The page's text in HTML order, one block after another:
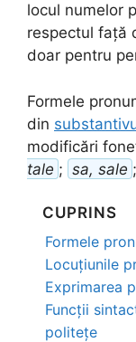
locul numelor
respectul față
doar pentru
Formele
din
modificări
tale ; sa, sale ;
CUPRINS
Formele
Locuțiunile
Exprimarea
Funcții
politețe